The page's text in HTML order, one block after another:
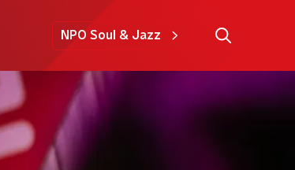
NPO Soul & Jazz